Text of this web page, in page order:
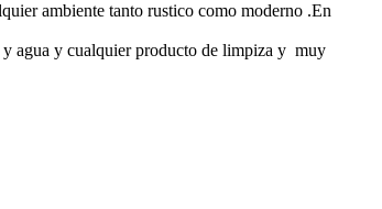
ambiente tanto rustico como moderno .En
y agua y cualquier producto de limpiza y muy